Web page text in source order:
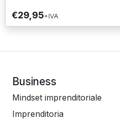
€29,95+IVA
Business
Mindset imprenditoriale
Imprenditoria